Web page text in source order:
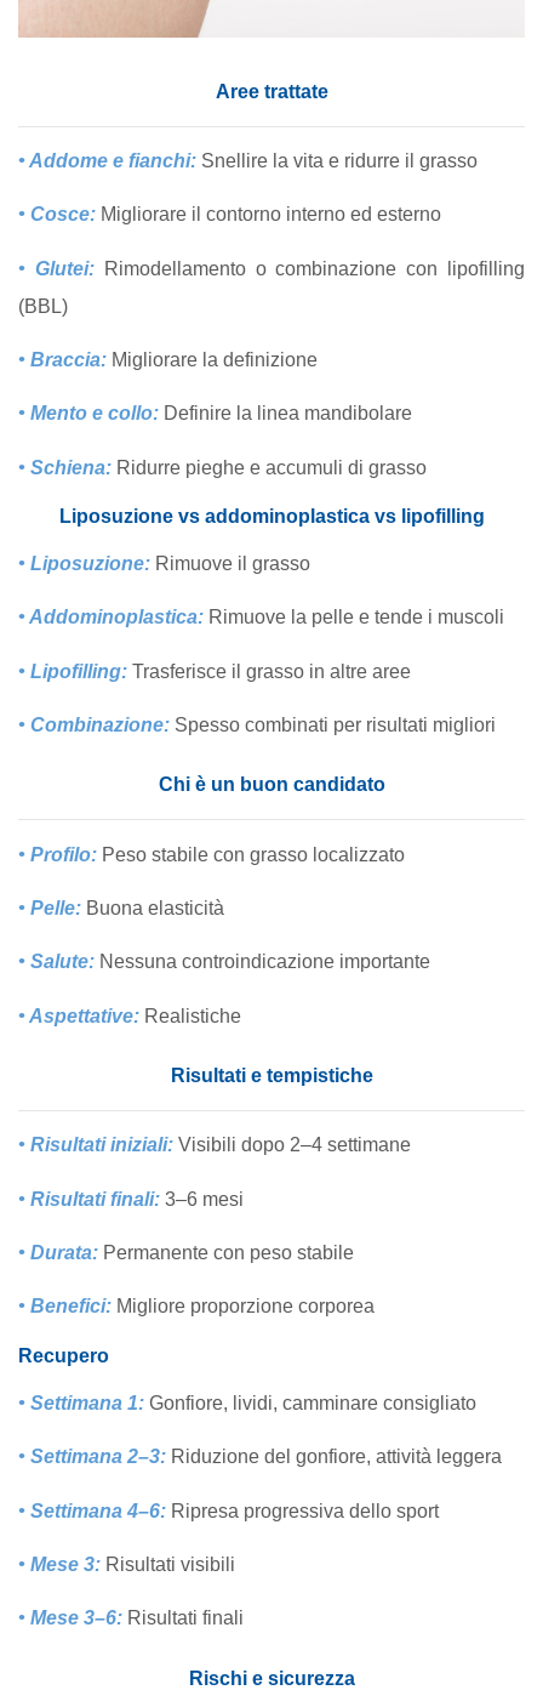
Aree trattate
• Addome e fianchi: Snellire la vita e ridurre il grasso
• Cosce: Migliorare il contorno interno ed esterno
• Glutei: Rimodellamento o combinazione con lipofilling
(BBL)
• Braccia: Migliorare la definizione
• Mento e collo: Definire la linea mandibolare
• Schiena: Ridurre pieghe e accumuli di grasso
Liposuzione vs addominoplastica vs lipofilling
• Liposuzione: Rimuove il grasso
• Addominoplastica: Rimuove la pelle e tende i muscoli
• Lipofilling: Trasferisce il grasso in altre aree
• Combinazione: Spesso combinati per risultati migliori
Chi è un buon candidato
• Profilo: Peso stabile con grasso localizzato
• Pelle: Buona elasticità
• Salute: Nessuna controindicazione importante
• Aspettative: Realistiche
Risultati e tempistiche
• Risultati iniziali: Visibili dopo 2–4 settimane
• Risultati finali: 3–6 mesi
• Durata: Permanente con peso stabile
• Benefici: Migliore proporzione corporea
Recupero
• Settimana 1: Gonfiore, lividi, camminare consigliato
• Settimana 2–3: Riduzione del gonfiore, attività leggera
• Settimana 4–6: Ripresa progressiva dello sport
• Mese 3: Risultati visibili
• Mese 3–6: Risultati finali
Rischi e sicurezza